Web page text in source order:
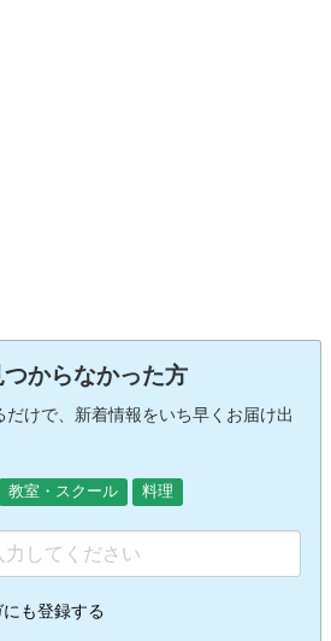
からなかった方
けで、新着情報をいち早くお届け出
教室・スクール 料理
も登録する